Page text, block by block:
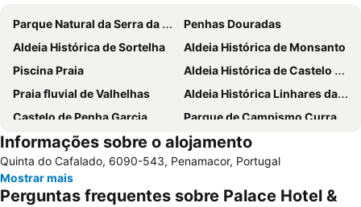
Parque Natural da Serra da Estrela
Penhas Douradas
Aldeia Histórica de Sortelha
Aldeia Histórica de Monsanto
Piscina Praia
Aldeia Histórica de Castelo Novo
Praia fluvial de Valhelhas
Aldeia Histórica Linhares da Beira
Castelo de Penha Garcia
Parque de Campismo Curral do Negro Gouveia
Aldeia Histórica de Idanha-a-Velha
Praia Fluvial da Meimoa
Reserva Natural da Serra da Malcata
Piscina Municipal da Covilhã
Capela da Santa Casa da Misericórdia de Alfaiates
Funicular de Santo André
Informações sobre o alojamento
Quinta do Cafalado, 6090-543, Penamacor, Portugal
Mostrar mais
Perguntas frequentes sobre Palace Hotel &